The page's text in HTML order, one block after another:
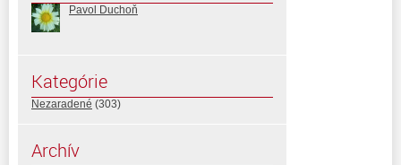
Pavol Duchoň
Kategórie
Nezaradené (303)
Archív